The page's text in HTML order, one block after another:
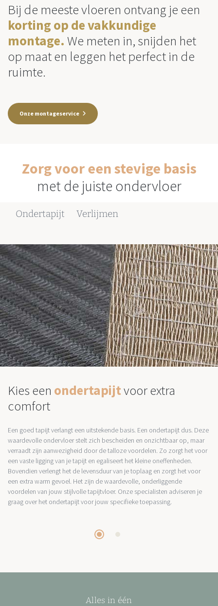
Bij de meeste vloeren ontvang je een
korting op de vakkundige
montage. We meten in, snijden het
op maat en leggen het perfect in de
ruimte.
Onze montageservice
Zorg voor een stevige basis
met de juiste ondervloer
Ondertapijt Verlijmen
Kies een ondertapijtvoor extra
comfort
Een goed tapijt verlangt een uitstekende basis. Een ondertapijt dus. Deze
waardevolle ondervloer stelt zich bescheiden en onzichtbaar op, maar
verraadt zijn aanwezigheid door de talloze voordelen. Zo zorgt het voor
een vaste ligging van je tapijt en egaliseert het kleine oneffenheden.
Bovendien verlengt het de levensduur van je toplaag en zorgt het voor
een extra warm gevoel. Het zijn de waardevolle, onderliggende
voordelen van jouw stijlvolle tapijtvloer. Onze specialisten adviseren je
graag over het ondertapijt voor jouw specifieke toepassing.
Alles in één